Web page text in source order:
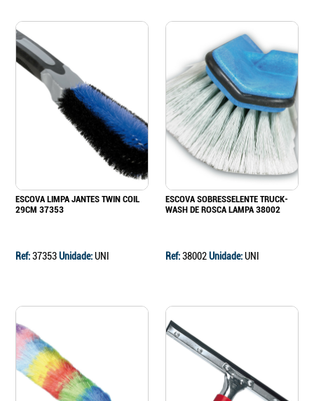
ESCOVA LIMPA JANTES TWIN COIL
29CM 37353
Ref:37353Unidade:UNI
ESCOVA SOBRESSELENTE TRUCK-
WASH DE ROSCA LAMPA 38002
Ref:38002Unidade:UNI